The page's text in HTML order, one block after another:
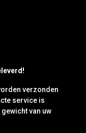
verzonden
service is
van uw